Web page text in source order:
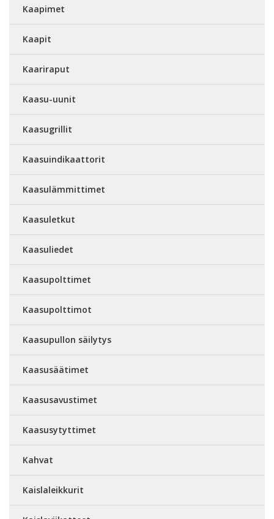
Kaapimet
Kaapit
Kaariraput
Kaasu-uunit
Kaasugrillit
Kaasuindikaattorit
Kaasulämmittimet
Kaasuletkut
Kaasuliedet
Kaasupolttimet
Kaasupolttimot
Kaasupullon säilytys
Kaasusäätimet
Kaasusavustimet
Kaasusytyttimet
Kahvat
Kaislaleikkurit